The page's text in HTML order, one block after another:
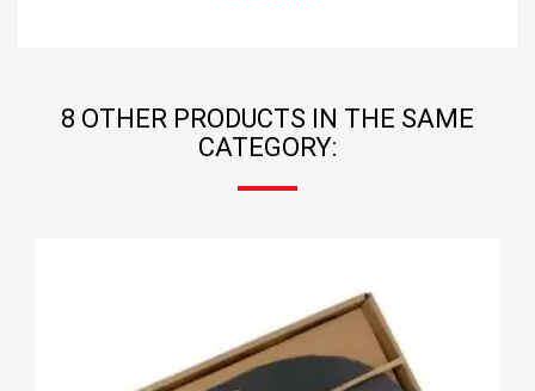
8 OTHER PRODUCTS IN THE SAME
CATEGORY: